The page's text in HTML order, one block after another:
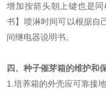
增加按箭头朝上键也是
书】喷淋时间可以根据自
间继电器说明书。
四、种子催芽箱的维护和
1.培养箱的外壳应可靠接